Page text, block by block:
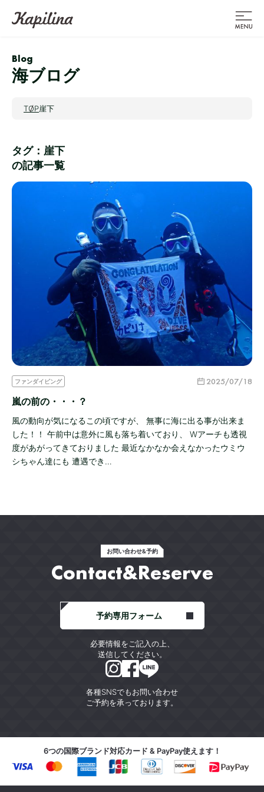
Blog
海ブログ
TOP崖下
タグ：崖下
の記事一覧
ファンダイビング 2025/07/18
嵐の前の・・・？
風の動向が気になるこの頃ですが、 無事に海に出る事が出来ま
した！！ 午前中は意外に風も落ち着いており、 Wアーチも透視
度があがってきておりました 最近なかなか会えなかったウミウ
シちゃん達にも 遭遇でき…
お問い合わせ&予約
Contact&Reserve
各種SNSでもお問い合わせ
ご予約を承っております。
予約専用フォーム
必要情報をご記入の上、
送信してください。
6つの国際ブランド対応カード & PayPay使えます！